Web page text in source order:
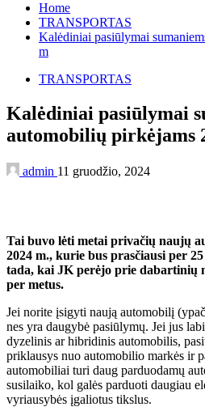
Home
TRANSPORTAS
Kalėdiniai pasiūlymai
m
TRANSPORTAS
Kalėdiniai pasiūlymai
automobilių pirkėjams
admin 11 gruodžio, 2024
Tai buvo lėti metai privačių naujų
2024 m., kurie bus prasčiausi per
tada, kai JK perėjo prie dabartinių
per metus.
Jei norite įsigyti naują automobilį
nes yra daugybė pasiūlymų. Jei jus
dyzelinis ar hibridinis automobilis,
priklausys nuo automobilio markės ir
automobiliai turi daug parduodamų
susilaiko, kol galės parduoti daugiau
vyriausybės įgaliotus tikslus.